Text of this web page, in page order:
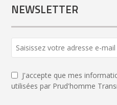
NEWSLETTER
J'accepte que mes
utilisées par Prud'homme